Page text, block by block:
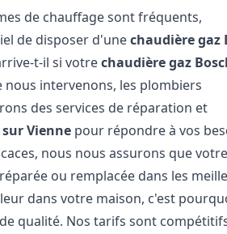
de chauffage sont fréquents,
de disposer d'unechaudière gaz
t-il si votrechaudière gaz
nous intervenons, les plombiers
des services de réparation et
sur Vienne pour répondre à vos
nous nous assurons que votre
ou remplacée dans les
dans votre maison, c'est
qualité. Nos tarifs sont